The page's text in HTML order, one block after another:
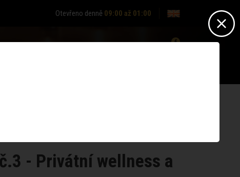
Otevřeno denně 09:00 až 01:00
- Privátní wellness a